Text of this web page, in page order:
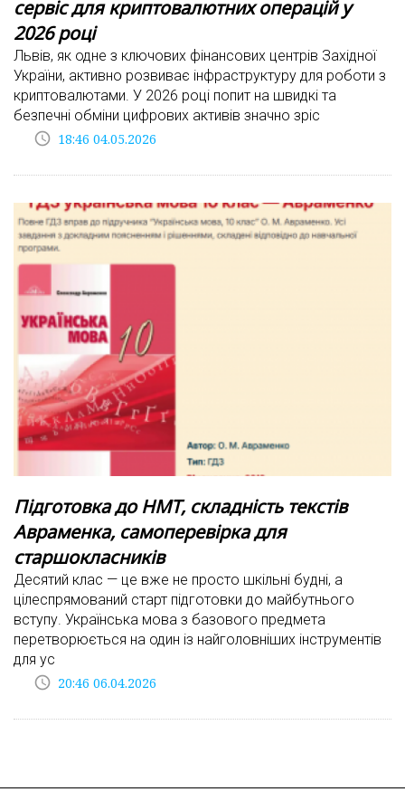
сервіс для криптовалютних операцій у
2026 році
Львів, як одне з ключових фінансових центрів Західної
України, активно розвиває інфраструктуру для роботи з
криптовалютами. У 2026 році попит на швидкі та
безпечні обміни цифрових активів значно зріс
access_time 18:46 04.05.2026
Підготовка до НМТ, складність текстів
Авраменка, самоперевірка для
старшокласників
Десятий клас — це вже не просто шкільні будні, а
цілеспрямований старт підготовки до майбутнього
вступу. Українська мова з базового предмета
перетворюється на один із найголовніших інструментів
для ус
access_time 20:46 06.04.2026